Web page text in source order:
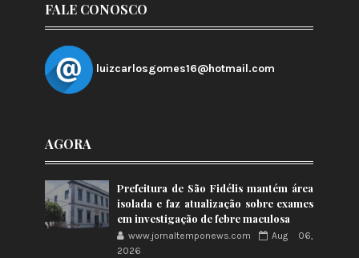
FALE CONOSCO
luizcarlosgomes16@hotmail.com
AGORA
Prefeitura de São Fidélis mantém área
isolada e faz atualização sobre exames
em investigação de febre maculosa
www.jornaltemponews.com
Aug 06,
2026